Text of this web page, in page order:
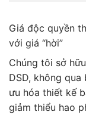
Giá độc quyền
với giá “hời”
Chúng tôi sở
DSD, không
ưu hóa thiết kế
giảm thiểu hao